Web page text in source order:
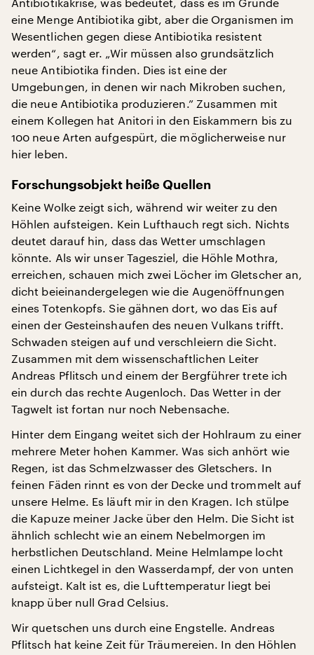
eine Menge Antibiotika gibt, aber die Organismen im
Wesentlichen gegen diese Antibiotika resistent
werden“, sagt er. „Wir müssen also grundsätzlich
neue Antibiotika finden. Dies ist eine der
Umgebungen, in denen wir nach Mikroben suchen,
die neue Antibiotika produzieren.” Zusammen mit
einem Kollegen hat Anitori in den Eiskammern bis zu
100 neue Arten aufgespürt, die möglicherweise nur
hier leben.
Forschungsobjekt heiße Quellen
Keine Wolke zeigt sich, während wir weiter zu den
Höhlen aufsteigen. Kein Lufthauch regt sich. Nichts
deutet darauf hin, dass das Wetter umschlagen
könnte. Als wir unser Tagesziel, die Höhle Mothra,
erreichen, schauen mich zwei Löcher im Gletscher an,
dicht beieinandergelegen wie die Augenöffnungen
eines Totenkopfs. Sie gähnen dort, wo das Eis auf
einen der Gesteinshaufen des neuen Vulkans trifft.
Schwaden steigen auf und verschleiern die Sicht.
Zusammen mit dem wissenschaftlichen Leiter
Andreas Pflitsch und einem der Bergführer trete ich
ein durch das rechte Augenloch. Das Wetter in der
Tagwelt ist fortan nur noch Nebensache.
Hinter dem Eingang weitet sich der Hohlraum zu einer
mehrere Meter hohen Kammer. Was sich anhört wie
Regen, ist das Schmelzwasser des Gletschers. In
feinen Fäden rinnt es von der Decke und trommelt auf
unsere Helme. Es läuft mir in den Kragen. Ich stülpe
die Kapuze meiner Jacke über den Helm. Die Sicht ist
ähnlich schlecht wie an einem Nebelmorgen im
herbstlichen Deutschland. Meine Helmlampe locht
einen Lichtkegel in den Wasserdampf, der von unten
aufsteigt. Kalt ist es, die Lufttemperatur liegt bei
knapp über null Grad Celsius.
Wir quetschen uns durch eine Engstelle. Andreas
Pflitsch hat keine Zeit für Träumereien. In den Höhlen